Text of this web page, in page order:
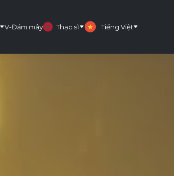
V-Đám mây Thạc sĩ Tiếng Việt